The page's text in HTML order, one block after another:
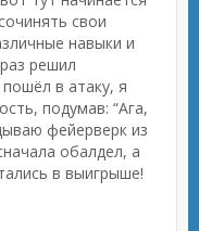
свои
навыки и
решил
пошёл в атаку, я
подумав: “Ага,
фейерверк из
обалдел, а
в выигрыше!